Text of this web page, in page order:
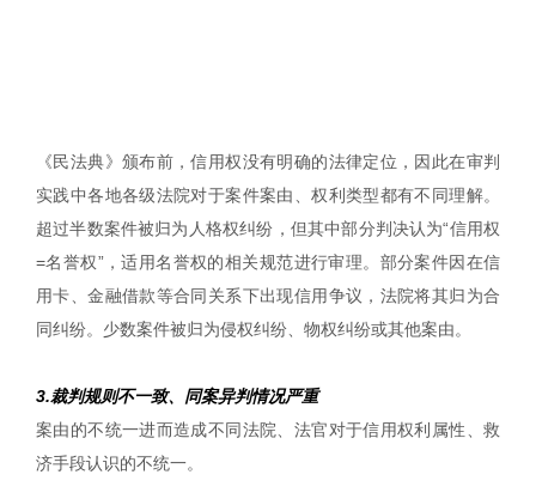
《民法典》颁布前，信用权没有明确的法律定位，因此在审判
实践中各地各级法院对于案件案由、权利类型都有不同理解。
超过半数案件被归为人格权纠纷，但其中部分判决认为“信用权
=名誉权”，适用名誉权的相关规范进行审理。部分案件因在信
用卡、金融借款等合同关系下出现信用争议，法院将其归为合
同纠纷。少数案件被归为侵权纠纷、物权纠纷或其他案由。
3.裁判规则不一致、同案异判情况严重
案由的不统一进而造成不同法院、法官对于信用权利属性、救
济手段认识的不统一。